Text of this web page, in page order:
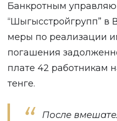
Банкротным
“Шыгысстройгрупп”
меры по реализации
погашения
плате 42 работникам
тенге.
После